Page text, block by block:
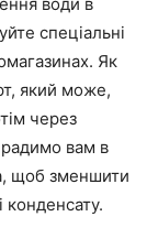
спеціальні
Як
який може,
через
вам в
щоб зменшити
конденсату.